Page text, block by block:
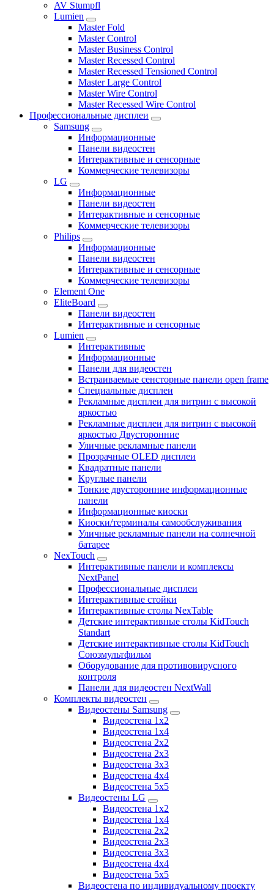
AV Stumpfl
Lumien
Master Fold
Master Control
Master Business Control
Master Recessed Control
Master Recessed Tensioned Control
Master Large Control
Master Wire Control
Master Recessed Wire Control
Профессиональные дисплеи
Samsung
Информационные
Панели видеостен
Интерактивные и сенсорные
Коммерческие телевизоры
LG
Информационные
Панели видеостен
Интерактивные и сенсорные
Коммерческие телевизоры
Philips
Информационные
Панели видеостен
Интерактивные и сенсорные
Коммерческие телевизоры
Element One
EliteBoard
Панели видеостен
Интерактивные и сенсорные
Lumien
Интерактивные
Информационные
Панели для видеостен
Встраиваемые сенсторные панели open frame
Специальные дисплеи
Рекламные дисплеи для витрин с высокой
яркостью
Рекламные дисплеи для витрин с высокой
яркостью Двусторонние
Уличные рекламные панели
Прозрачные OLED дисплеи
Квадратные панели
Круглые панели
Тонкие двусторонние информационные
панели
Информационные киоски
Киоски/терминалы самообслуживания
Уличные рекламные панели на солнечной
батарее
NexTouch
Интерактивные панели и комплексы
NextPanel
Профессиональные дисплеи
Интерактивные стойки
Интерактивные столы NexTable
Детские интерактивные столы KidTouch
Standart
Детские интерактивные столы KidTouch
Союзмультфильм
Оборудование для противовирусного
контроля
Панели для видеостен NextWall
Комплекты видеостен
Видеостены Samsung
Видеостена 1x2
Видеостена 1x4
Видеостена 2x2
Видеостена 2х3
Видеостена 3x3
Видеостена 4x4
Видеостена 5x5
Видеостены LG
Видеостена 1x2
Видеостена 1x4
Видеостена 2x2
Видеостена 2x3
Видеостена 3x3
Видеостена 4x4
Видеостена 5x5
Видеостена по индивидуальному проекту